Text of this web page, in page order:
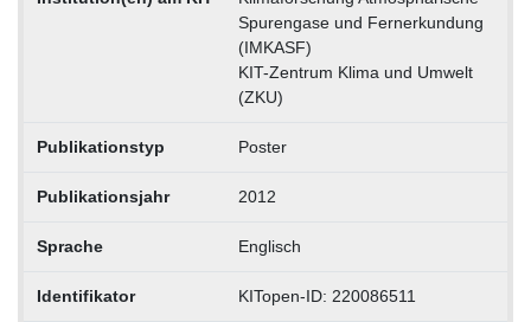
Spurengase und Fernerkundung
(IMKASF)
KIT-Zentrum Klima und Umwelt
(ZKU)
Publikationstyp Poster
Publikationsjahr 2012
Sprache Englisch
Identifikator KITopen-ID: 220086511